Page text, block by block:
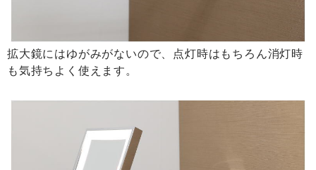
拡大鏡にはゆがみがないので、点灯時はもちろん消灯時
も気持ちよく使えます。